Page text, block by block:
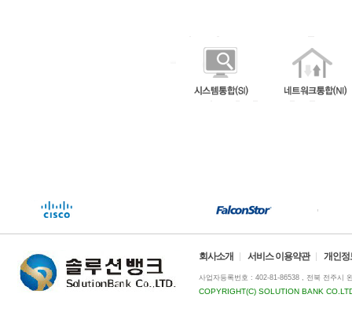
회사소개 서비스 이용약관 개인정
사업자등록번호 : 402-81-86538 , 전북 전주시
COPYRIGHT(C) SOLUTION BANK